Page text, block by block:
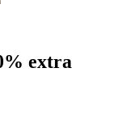
extra